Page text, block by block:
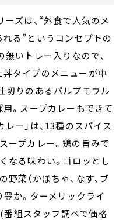
ーズは、“外食で人気のメ
る”というコンセプトの
無いトレー入りなので、
タイプのメニューが中
切りのあるパルプモウル
用。スープカレーもできて
ー」は、13種のスパイス
ープカレー。鶏の旨みで
なる味わい。ゴロッとし
菜（かぼちゃ、なす、ブ
豊か。ターメリックライ
組スタッフ調べで価格